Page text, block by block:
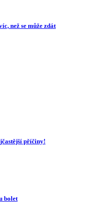
než se může zdát
příčiny!
bolet